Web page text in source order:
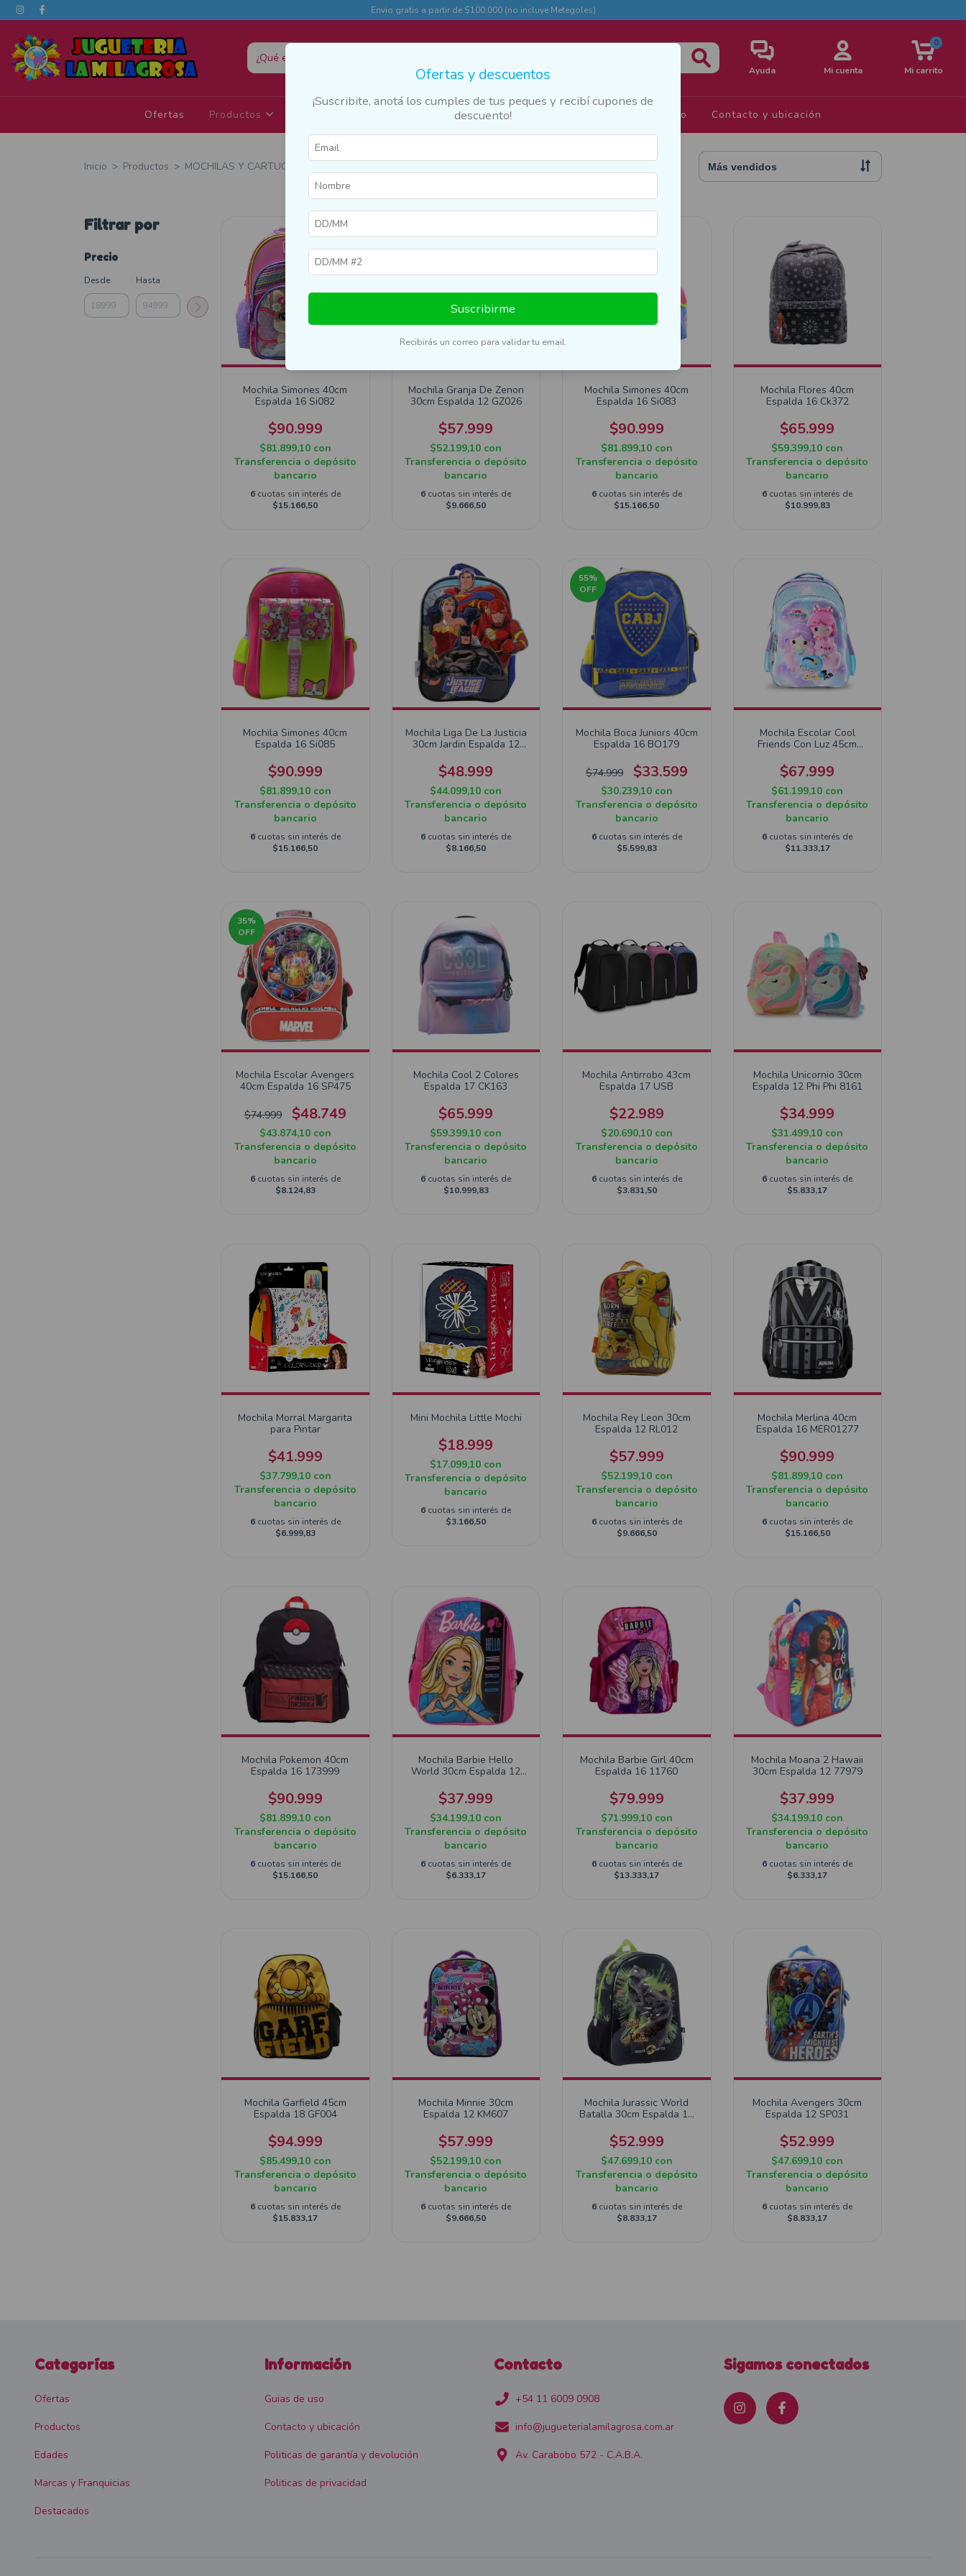
Envio gratis a partir de $100.000 (no incluye Metegoles)
Ayuda Mi cuenta Mi carrito
0
Ofertas Productos Marcas y franquicias Guias de Uso Contacto y ubicación
Inicio > Productos > MOCHILAS Y CARTUCHERAS
Filtrar por
Precio
Desde Hasta
Mochila Simones 40cm
Espalda 16 Si082
$90.999
$81.899,10 con
Transferencia o depósito
bancario
6 cuotas sin interés de
$15.166,50
Mochila Granja De Zenon
30cm Espalda 12 GZ026
$57.999
$52.199,10 con
Transferencia o depósito
bancario
6 cuotas sin interés de
$9.666,50
Mochila Simones 40cm
Espalda 16 Si083
$90.999
$81.899,10 con
Transferencia o depósito
bancario
6 cuotas sin interés de
$15.166,50
Mochila Flores 40cm
Espalda 16 Ck372
$65.999
$59.399,10 con
Transferencia o depósito
bancario
6 cuotas sin interés de
$10.999,83
Mochila Simones 40cm
Espalda 16 Si085
$90.999
$81.899,10 con
Transferencia o depósito
bancario
6 cuotas sin interés de
$15.166,50
Mochila Liga De La Justicia
30cm Jardin Espalda 12
$48.999
$44.099,10 con
Transferencia o depósito
bancario
6 cuotas sin interés de
$8.166,50
55%
OFF
Mochila Boca Juniors 40cm
Espalda 16 BO179
$74.999 $33.599
$30.239,10 con
Transferencia o depósito
bancario
6 cuotas sin interés de
$5.599,83
Mochila Escolar Cool
Friends Con Luz 45cm
$67.999
$61.199,10 con
Transferencia o depósito
bancario
6 cuotas sin interés de
$11.333,17
35%
OFF
Mochila Escolar Avengers
40cm Espalda 16 SP475
$74.999 $48.749
$43.874,10 con
Transferencia o depósito
bancario
6 cuotas sin interés de
$8.124,83
Mochila Cool 2 Colores
Espalda 17 CK163
$65.999
$59.399,10 con
Transferencia o depósito
bancario
6 cuotas sin interés de
$10.999,83
Mochila Antirrobo 43cm
Espalda 17 USB
$22.989
$20.690,10 con
Transferencia o depósito
bancario
6 cuotas sin interés de
$3.831,50
Mochila Unicornio 30cm
Espalda 12 Phi Phi 8161
$34.999
$31.499,10 con
Transferencia o depósito
bancario
6 cuotas sin interés de
$5.833,17
Mochila Morral Margarita
para Pintar
$41.999
$37.799,10 con
Transferencia o depósito
bancario
6 cuotas sin interés de
$6.999,83
Mini Mochila Little Mochi
$18.999
$17.099,10 con
Transferencia o depósito
bancario
6 cuotas sin interés de
$3.166,50
Mochila Rey Leon 30cm
Espalda 12 RL012
$57.999
$52.199,10 con
Transferencia o depósito
bancario
6 cuotas sin interés de
$9.666,50
Mochila Merlina 40cm
Espalda 16 MER01277
$90.999
$81.899,10 con
Transferencia o depósito
bancario
6 cuotas sin interés de
$15.166,50
Mochila Pokemon 40cm
Espalda 16 173999
$90.999
$81.899,10 con
Transferencia o depósito
bancario
6 cuotas sin interés de
$15.166,50
Mochila Barbie Hello
World 30cm Espalda 12
$37.999
$34.199,10 con
Transferencia o depósito
bancario
6 cuotas sin interés de
$6.333,17
Mochila Barbie Girl 40cm
Espalda 16 11760
$79.999
$71.999,10 con
Transferencia o depósito
bancario
6 cuotas sin interés de
$13.333,17
Mochila Moana 2 Hawaii
30cm Espalda 12 77979
$37.999
$34.199,10 con
Transferencia o depósito
bancario
6 cuotas sin interés de
$6.333,17
Mochila Garfield 45cm
Espalda 18 GF004
$94.999
$85.499,10 con
Transferencia o depósito
bancario
6 cuotas sin interés de
$15.833,17
Mochila Minnie 30cm
Espalda 12 KM607
$57.999
$52.199,10 con
Transferencia o depósito
bancario
6 cuotas sin interés de
$9.666,50
Mochila Jurassic World
Batalla 30cm Espalda 12
$52.999
$47.699,10 con
Transferencia o depósito
bancario
6 cuotas sin interés de
$8.833,17
Mochila Avengers 30cm
Espalda 12 SP031
$52.999
$47.699,10 con
Transferencia o depósito
bancario
6 cuotas sin interés de
$8.833,17
Categorías
Ofertas
Productos
Edades
Marcas y Franquicias
Destacados
Información
Guias de uso
Contacto y ubicación
Politicas de garantía y devolución
Politicas de privacidad
Contacto
+54 11 6009 0908
info@jugueterialamilagrosa.com.ar
Av. Carabobo 572 - C.A.B.A.
Sigamos conectados
Ofertas y descuentos
¡Suscribite, anotá los cumples de tus peques y recibí cupones de
descuento!
Suscribirme
Recibirás un correo para validar tu email.